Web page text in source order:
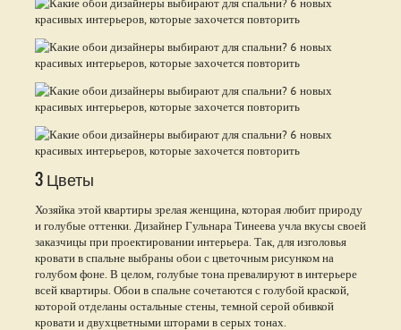
3 Цветы
Хозяйка этой квартиры зрелая женщина, которая любит природу
и голубые оттенки. Дизайнер Гульнара Тинеева учла вкусы своей
заказчицы при проектировании интерьера. Так, для изголовья
кровати в спальне выбраны обои с цветочным рисунком на
голубом фоне. В целом, голубые тона превалируют в интерьере
всей квартиры. Обои в спальне сочетаются с голубой краской,
которой отделаны остальные стены, темной серой обивкой
кровати и двухцветными шторами в серых тонах.